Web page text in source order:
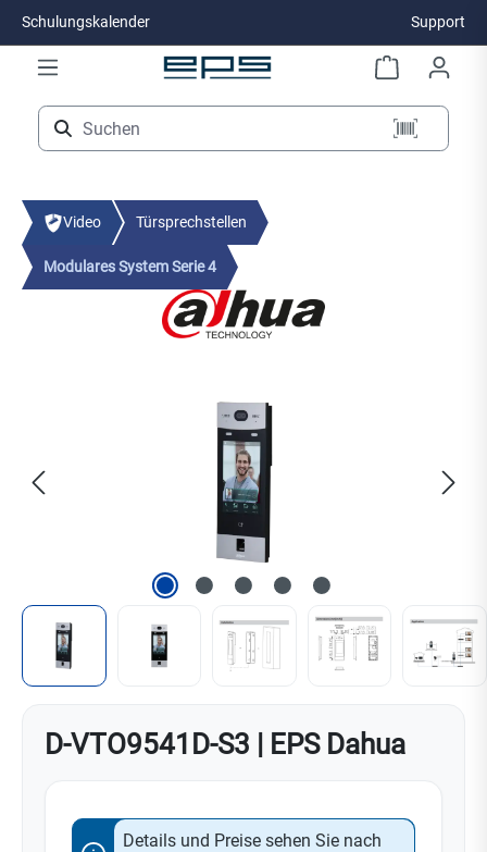
Zum Hauptinhalt springen
Schulungskalender Support
Video Türsprechstellen
Modulares System Serie 4
D-VTO9541D-S3 | EPS Dahua
Details und Preise sehen Sie nach